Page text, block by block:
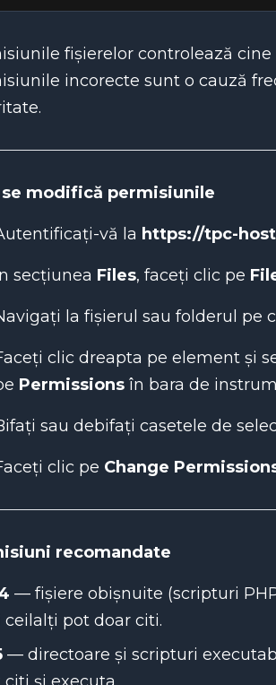
fișierelor controlează
incorecte sunt o cauză
se modifică permisiunile
vă la https://tpc-
secțiunea Files, faceți clic pe
la fișierul sau folderul pe
clic dreapta pe element și
Permissions în bara de
sau debifați casetele de
clic pe Change
recomandate
— fișiere obișnuite (scripturi
ceilalți pot doar citi.
— directoare și scripturi